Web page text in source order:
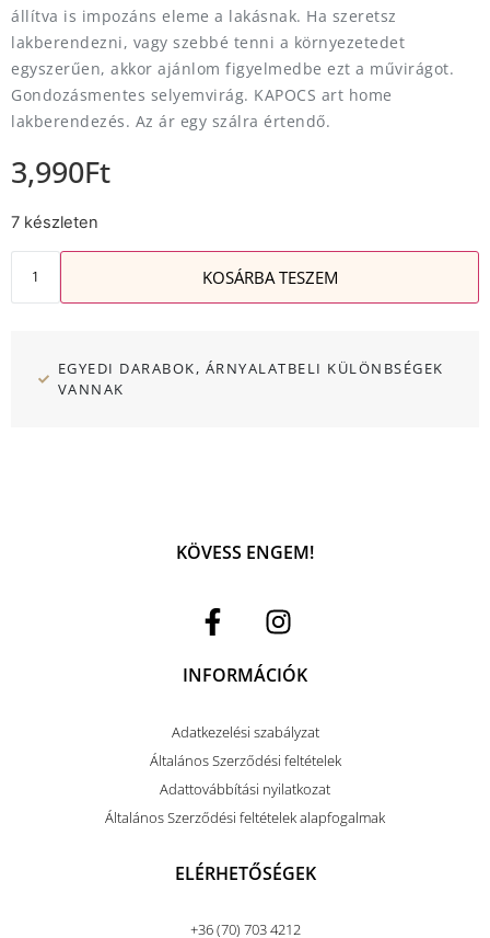
állítva is impozáns eleme a lakásnak. Ha szeretsz
lakberendezni, vagy szebbé tenni a környezetedet
egyszerűen, akkor ajánlom figyelmedbe ezt a művirágot.
Gondozásmentes selyemvirág. KAPOCS art home
lakberendezés. Az ár egy szálra értendő.
3,990Ft
7 készleten
KOSÁRBA TESZEM
EGYEDI DARABOK, ÁRNYALATBELI KÜLÖNBSÉGEK
VANNAK
KÖVESS ENGEM!
INFORMÁCIÓK
Adatkezelési szabályzat
Általános Szerződési feltételek
Adattovábbítási nyilatkozat
Általános Szerződési feltételek alapfogalmak
ELÉRHETŐSÉGEK
+36 (70) 703 4212